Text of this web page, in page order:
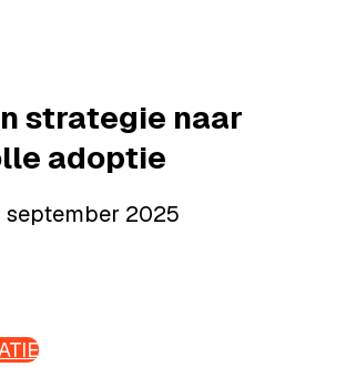
strategie naar
adoptie
2025